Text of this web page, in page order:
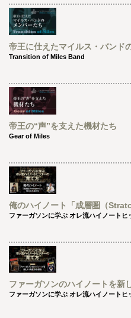
帝王に仕えたマイルス・バンド
Transition of Miles Band
帝王の“声”を支えた機材たち
Gear of Miles
俺のハイノート「成層圏（
ファーガソンに学ぶ オレ流ハイノートヒ
ファーガソンのハイノートを新
ファーガソンに学ぶ オレ流ハイノートヒ